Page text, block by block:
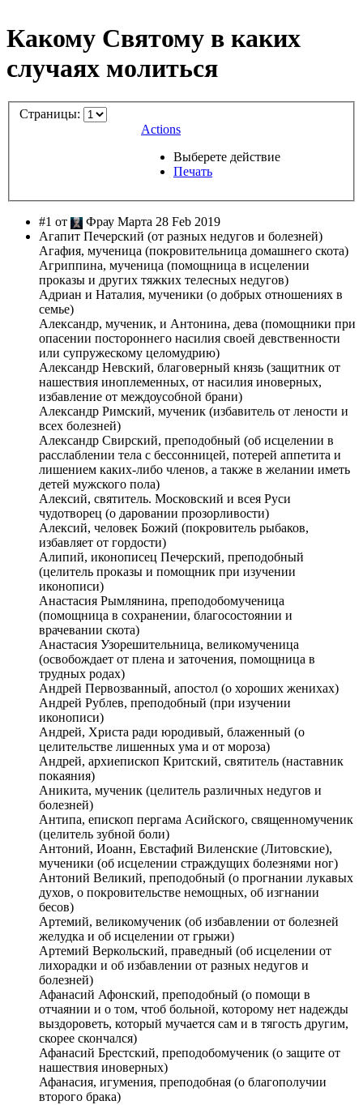
Какому Святому в каких
случаях молиться
Страницы:
Actions
Выберете действие
Печать
#1 от
Фрау Марта 28 Feb 2019
Агапит Печерский (от разных недугов и болезней)
Агафия, мученица (покровительница домашнего скота)
Агриппина, мученица (помощница в исцелении
проказы и других тяжких телесных недугов)
Адриан и Наталия, мученики (о добрых отношениях в
семье)
Александр, мученик, и Антонина, дева (помощники при
опасении постороннего насилия своей девственности
или супружескому целомудрию)
Александр Невский, благоверный князь (защитник от
нашествия иноплеменных, от насилия иноверных,
избавление от междоусобной брани)
Александр Римский, мученик (избавитель от лености и
всех болезней)
Александр Свирский, преподобный (об исцелении в
расслаблении тела с бессонницей, потерей аппетита и
лишением каких-либо членов, а также в желании иметь
детей мужского пола)
Алексий, святитель. Московский и всея Руси
чудотворец (о даровании прозорливости)
Алексий, человек Божий (покровитель рыбаков,
избавляет от гордости)
Алипий, иконописец Печерский, преподобный
(целитель проказы и помощник при изучении
иконописи)
Анастасия Рымлянина, преподобомученица
(помощница в сохранении, благосостоянии и
врачевании скота)
Анастасия Узорешительница, великомученица
(освобождает от плена и заточения, помощница в
трудных родах)
Андрей Первозванный, апостол (о хороших женихах)
Андрей Рублев, преподобный (при изучении
иконописи)
Андрей, Христа ради юродивый, блаженный (о
целительстве лишенных ума и от мороза)
Андрей, архиепископ Критский, святитель (наставник
покаяния)
Аникита, мученик (целитель различных недугов и
болезней)
Антипа, епископ пергама Асийского, священномученик
(целитель зубной боли)
Антоний, Иоанн, Евстафий Виленские (Литовские),
мученики (об исцелении страждущих болезнями ног)
Антоний Великий, преподобный (о прогнании лукавых
духов, о покровительстве немощных, об изгнании
бесов)
Артемий, великомученик (об избавлении от болезней
желудка и об исцелении от грыжи)
Артемий Веркольский, праведный (об исцелении от
лихорадки и об избавлении от разных недугов и
болезней)
Афанасий Афонский, преподобный (о помощи в
отчаянии и о том, чтоб больной, которому нет надежды
выздороветь, который мучается сам и в тягость другим,
скорее скончался)
Афанасий Брестский, преподобомученик (о защите от
нашествия иноверных)
Афанасия, игумения, преподобная (о благополучии
второго брака)